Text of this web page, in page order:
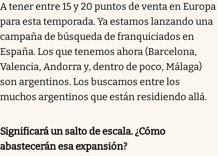
A tener entre 15 y 20 puntos de venta en Europa
para esta temporada. Ya estamos lanzando una
campaña de búsqueda de franquiciados en
España. Los que tenemos ahora (Barcelona,
Valencia, Andorra y, dentro de poco, Málaga)
son argentinos. Los buscamos entre los
muchos argentinos que están residiendo allá.
Significará un salto de escala. ¿Cómo
abastecerán esa expansión?